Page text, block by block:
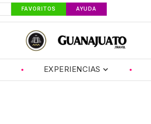
FAVORITOS AYUDA
EXPERIENCIAS